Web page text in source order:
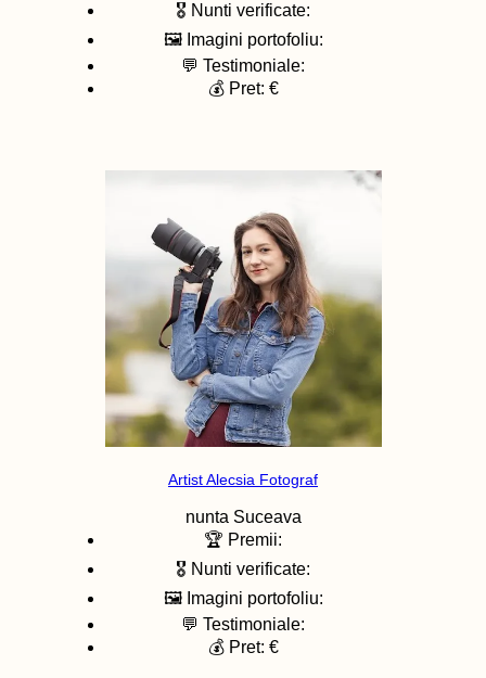
🎖️ Nunti verificate:
🖼️ Imagini portofoliu:
💬 Testimoniale:
💰 Pret: €
Artist Alecsia Fotograf
nunta Suceava
🏆 Premii:
🎖️ Nunti verificate:
🖼️ Imagini portofoliu:
💬 Testimoniale:
💰 Pret: €